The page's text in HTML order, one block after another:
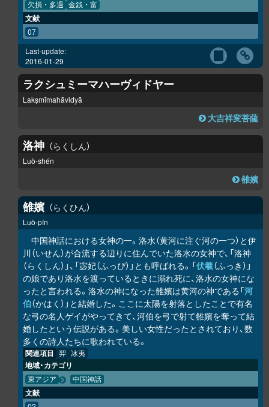
欠損・多過 金銭・富
文献
07
Last-update:
2016-01-29
ラクシュミーマハーヴィドヤー
Lakṣmīmahāvidyā
大吉祥変菩薩
洛神 らくしん
Luò-shén
雒嬪
雒嬪 らくひん
Luò-pín
中国神話における女神の一。洛水（黄河に注ぐ河の一つ）と伊
川（いせん）が合流する辺りに住んでいた洛水の女神で、「洛神
（らくしん）」、「宓妃（ふっぴ）」とも呼ばれる。「伏羲（ふっき）」
の娘であり洛水を渡っているときに溺れ死に、洛水の女神にな
ったと言われる。洛水の神になった雒嬪は黄河の神である「河
伯（かはく）」と結婚した。ここに太陽を射落としたことで有名
な弓の名人ゲイがやってきて、河伯を弓で射て雒嬪を奪って結
婚したという伝説がある。美しい女性だったとされており、数
多くの詩人たちに歌われている。
関連項目 羿 冰夷
地域・カテゴリ
東アジア 中国神話
文献